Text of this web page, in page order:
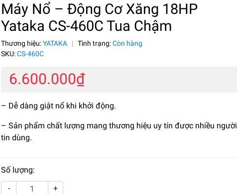
Máy Nổ – Động Cơ Xăng 18HP
Yataka CS-460C Tua Chậm
Thương hiệu:YATAKA | Tình trạng:Còn hàng
SKU:CS-460C
6.600.000₫
– Dễ dàng giật nổ khi khởi động.
– Sản phẩm chất lượng mang thương hiệu uy tín được nhiều người
tin dùng.
Số lượng:
-
+